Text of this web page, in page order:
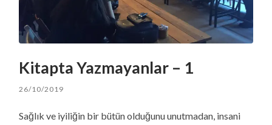
Kitapta Yazmayanlar – 1
26/10/2019
Sağlık ve iyiliğin bir bütün olduğunu unutmadan, insani